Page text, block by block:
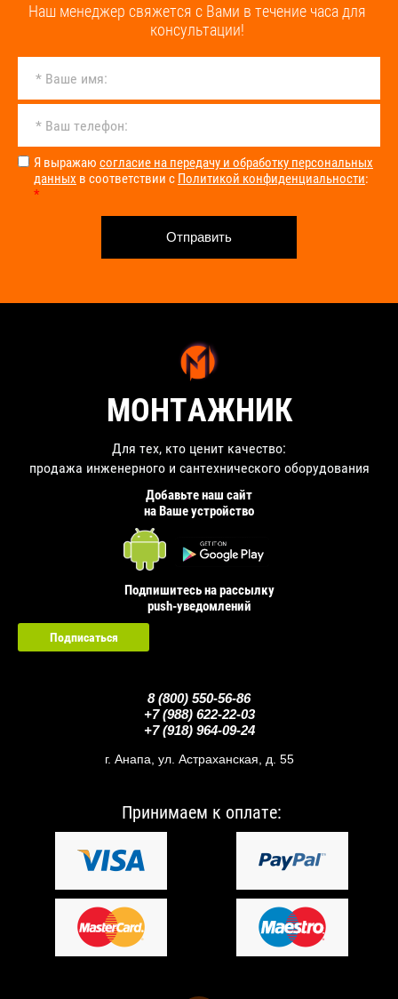
Наш менеджер свяжется с Вами в течение часа для
консультации!
Я выражаю согласие на передачу и обработку персональных
данных в соответствии с Политикой конфиденциальности:
*
Отправить
МОНТАЖНИК
Для тех, кто ценит качество:
продажа инженерного и сантехнического оборудования
Добавьте наш сайт
на Ваше устройство
Подпишитесь на рассылку
push-уведомлений
Подписаться
8 (800) 550-56-86
+7 (988) 622-22-03
+7 (918) 964-09-24
г. Анапа, ул. Астраханская, д. 55
Принимаем к оплате: